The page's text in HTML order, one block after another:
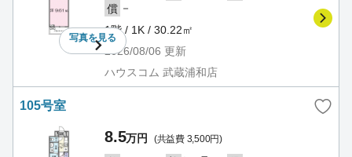
写真を見る
償 －
1階 / 1K / 30.22㎡
2026/08/06 更新
ハウスコム 武蔵浦和店
105号室
8.5万円 (共益費 3,500円)